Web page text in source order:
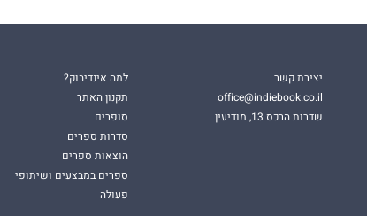
יצירת קשר
office@indiebook.co.il
שדרות הרכס 13, מודיעין
למה אינדיבוק?
תקנון האתר
סופרים
סדרות ספרים
הוצאות ספרים
ספרים במבצעים ושיתופי
פעולה